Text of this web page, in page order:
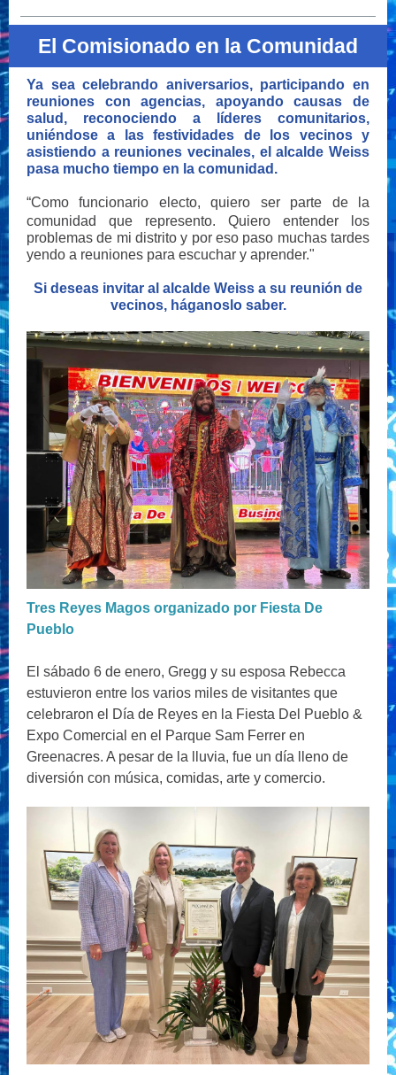
El Comisionado en la Comunidad
Ya sea celebrando aniversarios, participando en
reuniones con agencias, apoyando causas de
salud, reconociendo a líderes comunitarios,
uniéndose a las festividades de los vecinos y
asistiendo a reuniones vecinales, el alcalde Weiss
pasa mucho tiempo en la comunidad.
“Como funcionario electo, quiero ser parte de la
comunidad que represento. Quiero entender los
problemas de mi distrito y por eso paso muchas tardes
yendo a reuniones para escuchar y aprender."
Si deseas invitar al alcalde Weiss a su reunión de
vecinos, háganoslo saber.
Tres Reyes Magos organizado por Fiesta De
Pueblo
El sábado 6 de enero, Gregg y su esposa Rebecca
estuvieron entre los varios miles de visitantes que
celebraron el Día de Reyes en la Fiesta Del Pueblo &
Expo Comercial en el Parque Sam Ferrer en
Greenacres. A pesar de la lluvia, fue un día lleno de
diversión con música, comidas, arte y comercio.